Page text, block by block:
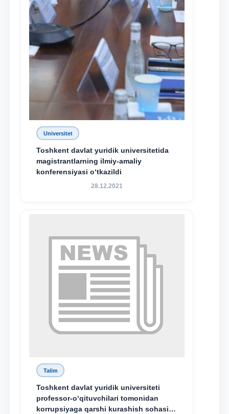
Universitet
Toshkent davlat yuridik universitetida
magistrantlarning ilmiy-amaliy
konferensiyasi o‘tkazildi
28.12.2021
Talim
Toshkent davlat yuridik universiteti
professor-o‘qituvchilari tomonidan
korrupsiyaga qarshi kurashish sohasida